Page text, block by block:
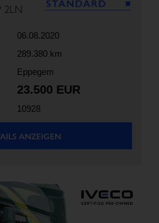
2LN
06.08.2020
289.380 km
Eppegem
23.500 EUR
10928
ANZEIGEN